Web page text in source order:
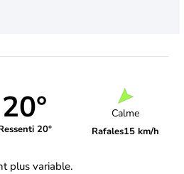
20°
20°
Calme
Rafales15 km/h
plus variable.